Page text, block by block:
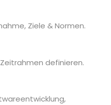
Ziele & Normen.
definieren.